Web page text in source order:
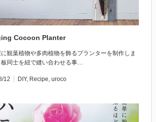
Cocoon Planter
観葉植物や多肉植物を飾るプランターを制作しま
板同士を紐で縫い合わせる事…
12 DIY, Recipe, uroco